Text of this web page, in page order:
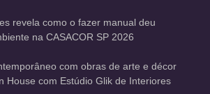
revela como o fazer manual deu
na CASACOR SP 2026
com obras de arte e décor
House com Estúdio Glik de Interiores